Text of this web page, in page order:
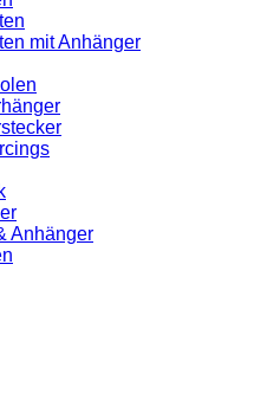
mit Anhänger
Anhänger